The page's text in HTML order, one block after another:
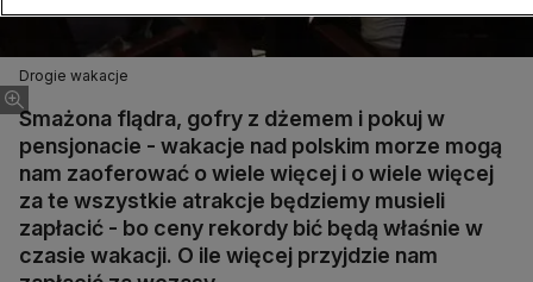
Drogie wakacje
Smażona flądra, gofry z dżemem i pokuj w
pensjonacie - wakacje nad polskim morze mogą
nam zaoferować o wiele więcej i o wiele więcej
za te wszystkie atrakcje będziemy musieli
zapłacić - bo ceny rekordy bić będą właśnie w
czasie wakacji. O ile więcej przyjdzie nam